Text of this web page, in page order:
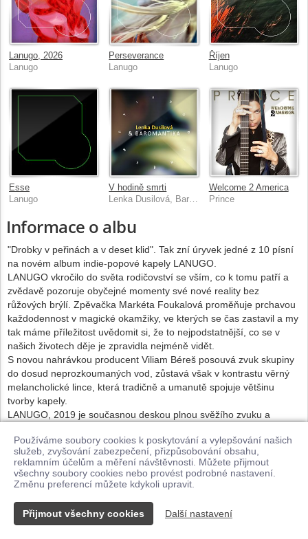
Používáme soubory cookies k poskytování a vylepšování našich
služeb, zvyšování zabezpečení, přizpůsobování obsahu,
reklamním účelům a měření návštěvnosti. Můžete přijmout
všechny soubory cookies nebo provést podrobné nastavení.
Změnu preferencí můžete kdykoli upravit.
Přijmout všechny cookies Další nastavení
Lanugo, 2026
Lanugo
Perseverance
Lanugo
Říjen
Lanugo
Esse
Lanugo
V hodině smrti
Lenka Dusilová, Baromantika
Welcome 2 America
Prince
Informace o albu
"Drobky v peřinách a v deset klid". Tak zní úryvek jedné z 10 písní
na novém album indie-popové kapely LANUGO.
LANUGO vkročilo do světa rodičovství se vším, co k tomu patří a
zvědavě pozoruje obyčejné momenty své nové reality bez
růžových brýlí. Zpěvačka Markéta Foukalová proměňuje prchavou
každodennost v magické okamžiky, ve kterých se čas zastavil a my
tak máme příležitost uvědomit si, že to nejpodstatnější, co se v
našich životech děje je zpravidla nejméně vidět.
S novou nahrávkou producent Viliam Béreš posouvá zvuk skupiny
do dosud neprozkoumaných vod, zůstavá však v kontrastu věrný
melancholické lince, která tradičně a umanutě spojuje většinu
tvorby kapely.
LANUGO, 2019 je současnou deskou plnou svěžího zvuku a
koncertě: "LANUGO jsou skryté hity a skromné hymny, které Vám
změní pohled na život."
Album LANUGO, 2019 vychází v říjnu digitálně i na CD ve spojení s
labelem Tranzistor.
Kontakt | © 2026 Supraphonline.cz